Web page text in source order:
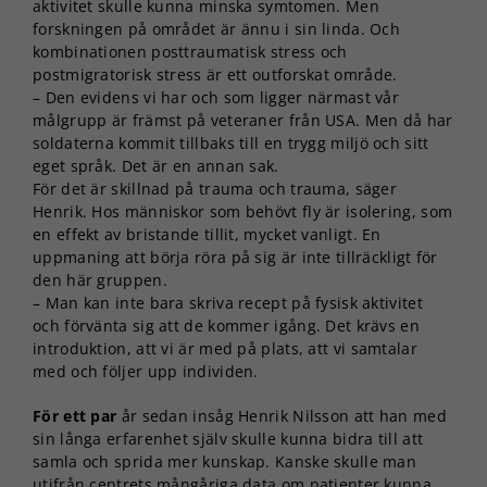
aktivitet skulle kunna minska symtomen. Men
forskningen på området är ännu i sin linda. Och
kombinationen posttraumatisk stress och
postmigratorisk stress är ett outforskat område.
– Den evidens vi har och som ligger närmast vår
målgrupp är främst på veteraner från USA. Men då har
soldaterna kommit tillbaks till en trygg miljö och sitt
eget språk. Det är en annan sak.
För det är skillnad på trauma och trauma, säger
Henrik. Hos människor som behövt fly är isolering, som
en effekt av bristande tillit, mycket vanligt. En
uppmaning att börja röra på sig är inte tillräckligt för
den här gruppen.
– Man kan inte bara skriva recept på fysisk aktivitet
och förvänta sig att de kommer igång. Det krävs en
introduktion, att vi är med på plats, att vi samtalar
med och följer upp individen.
För ett par år sedan insåg Henrik Nilsson att han med
sin långa erfarenhet själv skulle kunna bidra till att
samla och sprida mer kunskap. Kanske skulle man